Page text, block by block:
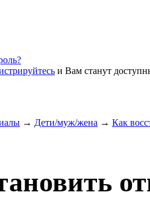
и Вам станут
→ Дети/муж/жена → Как